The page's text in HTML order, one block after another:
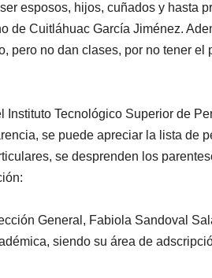
esposos, hijos, cuñados y hasta
de Cuitláhuac García Jiménez.
pero no dan clases, por no tener
Tecnológico Superior de
se puede apreciar la lista de
se desprenden los
General, Fabiola Sandoval
siendo su área de